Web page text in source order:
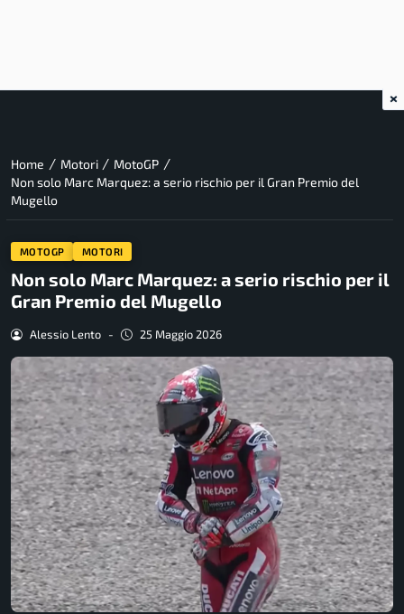
Home / Motori / MotoGP /
Non solo Marc Marquez: a serio rischio per il Gran Premio del
Mugello
MOTOGP MOTORI
Non solo Marc Marquez: a serio rischio per il
Gran Premio del Mugello
Alessio Lento - 25 Maggio 2026
×